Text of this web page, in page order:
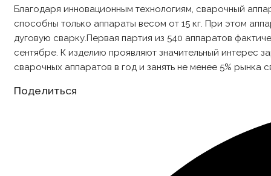
Благодаря инновационным технологиям, сварочный
способны только аппараты весом от 15 кг. При этом
дуговую сварку.Первая партия из 540 аппаратов
сентябре. К изделию проявляют значительный интерес
сварочных аппаратов в год и занять не менее 5% рынка
Поделиться